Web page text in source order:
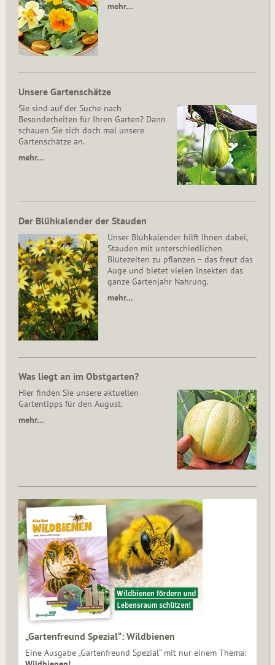
mehr…
Unsere Gartenschätze
Sie sind auf der Suche nach
Besonderheiten für Ihren Garten? Dann
schauen Sie sich doch mal unsere
Gartenschätze an.
mehr…
Der Blühkalender der Stauden
Unser Blühkalender hilft Ihnen dabei,
Stauden mit unterschiedlichen
Blütezeiten zu pflanzen – das freut das
Auge und bietet vielen Insekten das
ganze Gartenjahr Nahrung.
mehr…
Was liegt an im Obstgarten?
Hier finden Sie unsere aktuellen
Gartentipps für den August.
mehr…
„Gartenfreund Spezial“: Wildbienen
Eine Ausgabe „Gartenfreund Spezial“ mit nur einem Thema: